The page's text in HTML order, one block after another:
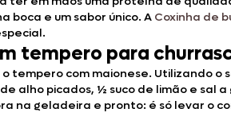
boca e um sabor único. A Coxinha de
tempero para
tempero com maionese. Utilizando o
alho picados, ½ suco de limão e sal
na geladeira e pronto: é só levar o